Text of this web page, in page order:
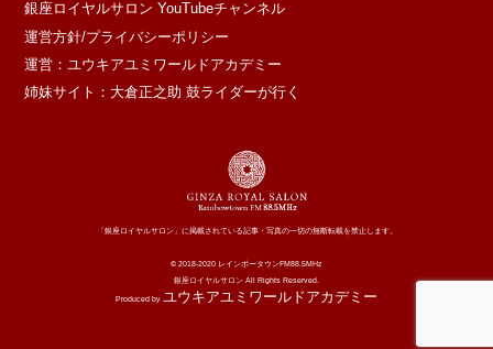
銀座ロイヤルサロン YouTubeチャンネル
運営方針/プライバシーポリシー
運営：ユウキアユミワールドアカデミー
姉妹サイト：大倉正之助 鼓ライダーが行く
「銀座ロイヤルサロン」に掲載されている記事・写真の一切の無断転載を禁止します。
© 2018-2020 レインボータウンFM88.5MHz
銀座ロイヤルサロン All Rights Reserved.
Produced by ユウキアユミワールドアカデミー